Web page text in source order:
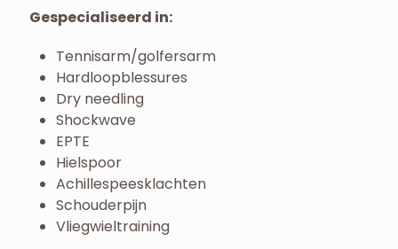
Gespecialiseerd in:
Tennisarm/golfersarm
Hardloopblessures
Dry needling
Shockwave
EPTE
Hielspoor
Achillespeesklachten
Schouderpijn
Vliegwieltraining